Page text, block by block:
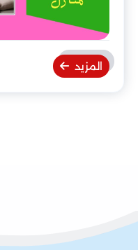
المزيد